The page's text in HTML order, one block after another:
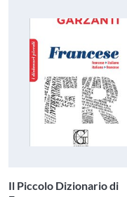
Il Piccolo Dizionario di